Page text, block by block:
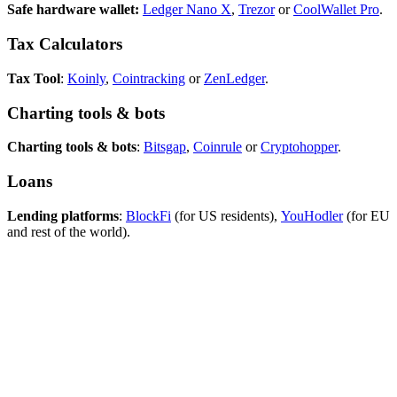
Safe hardware wallet: Ledger Nano X, TrezororCoolWallet Pro.
Tax Calculators
Tax Tool: Koinly, Cointracking or ZenLedger.
Charting tools & bots
Charting tools & bots: Bitsgap, Coinrule orCryptohopper.
Loans
Lending platforms: BlockFi (for US residents), YouHodler(for EU
and rest of the world).